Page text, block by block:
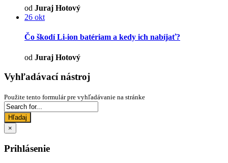
od Juraj Hotový
26 okt
Čo škodí Li-ion batériam a kedy ich nabíjať?
od Juraj Hotový
Vyhľadávací nástroj
Použite tento formulár pre vyhľadávanie na stránke
Hľadaj
×
Prihlásenie